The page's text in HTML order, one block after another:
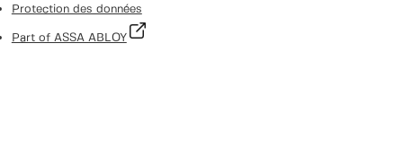
Protection des données
Part of ASSA ABLOY